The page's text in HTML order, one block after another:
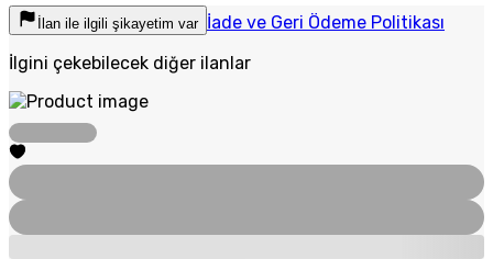
İlan ile ilgili şikayetim var İade ve Geri Ödeme Politikası
İlgini çekebilecek diğer ilanlar